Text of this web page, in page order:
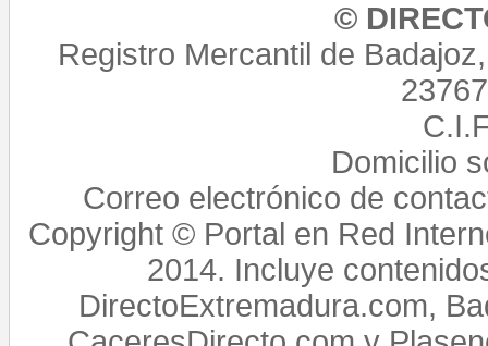
©
Registro Mercantil de
Domicilio
Correo electrónico de
Copyright © Portal en Red
2014. Incluye
DirectoExtremadura.com,